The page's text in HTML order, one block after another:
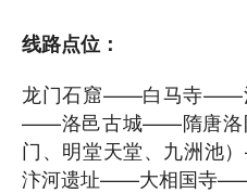
线路点位：
龙门石窟——白马寺——
——洛邑古城——隋唐洛
门、明堂天堂、九洲
汴河遗址——大相国寺